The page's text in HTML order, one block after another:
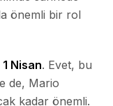
önemli bir rol
1 Nisan. Evet, bu
de, Mario
kadar önemli.